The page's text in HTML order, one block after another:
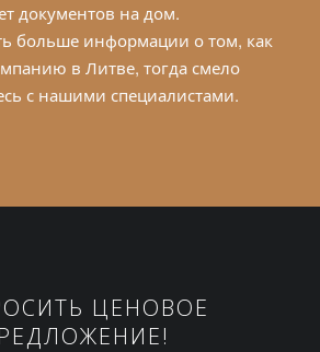
документов на дом.
больше информации о том, как
в Литве, тогда смело
с нашими специалистами.
ЦЕНОВОЕ